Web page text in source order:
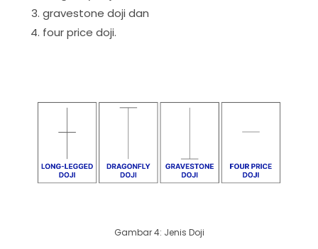
gravestone doji dan
four price doji.
Gambar 4: Jenis Doji